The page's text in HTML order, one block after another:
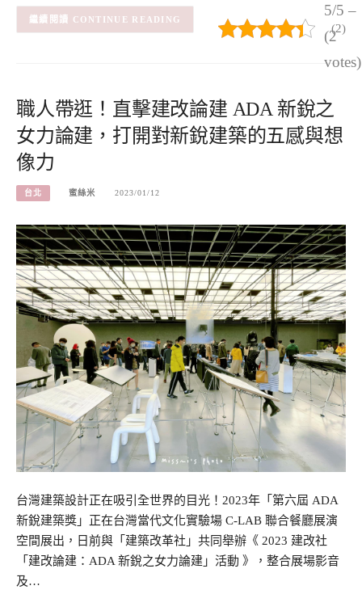
5/5 –
(2
votes)
(2)
CONTINUE READING
職人帶逛！直擊建改論建 ADA 新銳之
女力論建，打開對新銳建築的五感與想
像力
台北 蜜絲米 2023/01/12
台灣建築設計正在吸引全世界的目光！2023年「第六屆 ADA
新銳建築獎」正在台灣當代文化實驗場 C-LAB 聯合餐廳展演
空間展出，日前與「建築改革社」共同舉辦《 2023 建改社
「建改論建：ADA 新銳之女力論建」活動 》，整合展場影音
及…